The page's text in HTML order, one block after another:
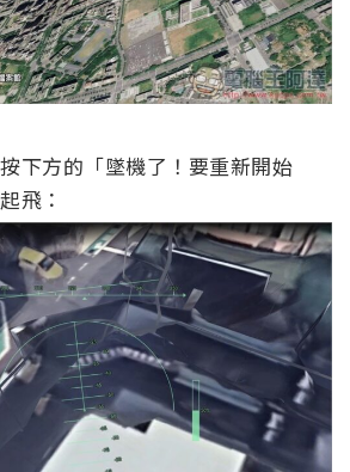
下方的「墜機了！要重新開始
飛：